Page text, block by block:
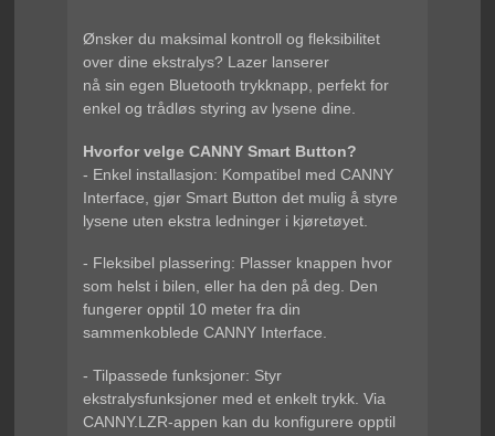
Ønsker du maksimal kontroll og fleksibilitet
over dine ekstralys? Lazer lanserer
nå sin egen Bluetooth trykknapp, perfekt for
enkel og trådløs styring av lysene dine.
Hvorfor velge CANNY Smart Button?
- Enkel installasjon: Kompatibel med CANNY
Interface, gjør Smart Button det mulig å styre
lysene uten ekstra ledninger i kjøretøyet.
- Fleksibel plassering: Plasser knappen hvor
som helst i bilen, eller ha den på deg. Den
fungerer opptil 10 meter fra din
sammenkoblede CANNY Interface.
- Tilpassede funksjoner: Styr
ekstralysfunksjoner med et enkelt trykk. Via
CANNY.LZR-appen kan du konfigurere opptil